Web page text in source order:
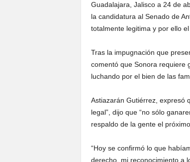
Guadalajara, Jalisco a 24 de
la candidatura al Senado de
totalmente legitima y por ello
Tras la impugnación que
comentó que Sonora requiere
luchando por el bien de las
Astiazarán Gutiérrez, expresó
legal”, dijo que “no sólo
respaldo de la gente el
“Hoy se confirmó lo que
derecho, mi reconocimiento a